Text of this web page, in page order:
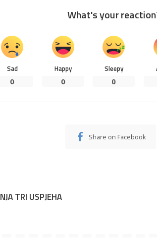
What's your
Sad
0
Happy
0
Sleepy
0
Share on Facebook
TRI USPJEHA